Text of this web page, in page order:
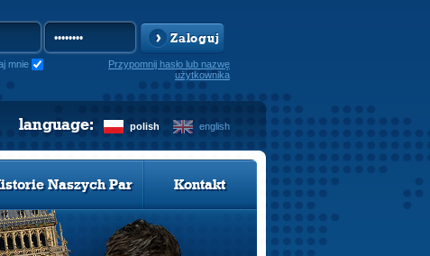
Zaloguj
mnie
Przypomnij hasło lub nazwę
użytkownika
polish english
language:
Naszych Par Kontakt